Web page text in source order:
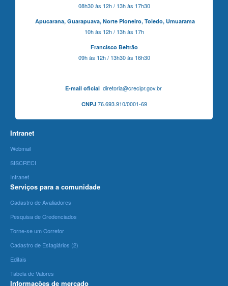
08h30 às 12h / 13h às 17h30
Apucarana, Guarapuava, Norte Pioneiro, Toledo, Umuarama
10h às 12h / 13h às 17h
Francisco Beltrão
09h às 12h / 13h30 às 16h30
E-mail oficialdiretoria@crecipr.gov.br
CNPJ76.693.910/0001-69
Intranet
Webmail
SISCRECI
Intranet
Serviços para a comunidade
Cadastro de Avaliadores
Pesquisa de Credenciados
Torne-se um Corretor
Cadastro de Estagiários (2)
Editais
Tabela de Valores
Informações de mercado